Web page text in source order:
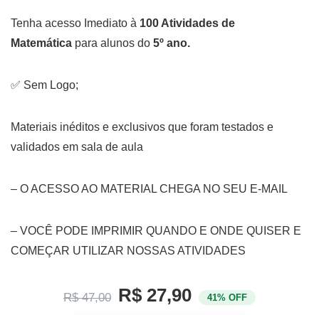
Tenha acesso Imediato à 100 Atividades de
Matemática para alunos do 5º ano.
✅ Sem Logo;
Materiais inéditos e exclusivos que foram testados e
validados em sala de aula
– O ACESSO AO MATERIAL CHEGA NO SEU E-MAIL
– VOCÊ PODE IMPRIMIR QUANDO E ONDE QUISER E
COMEÇAR UTILIZAR NOSSAS ATIVIDADES
R$ 47,00 R$ 27,90 41% OFF